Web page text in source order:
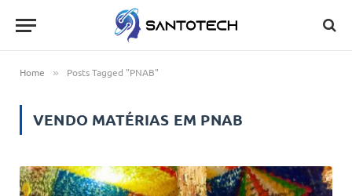
Home » Posts Tagged "PNAB"
VENDO MATÉRIAS EM PNAB